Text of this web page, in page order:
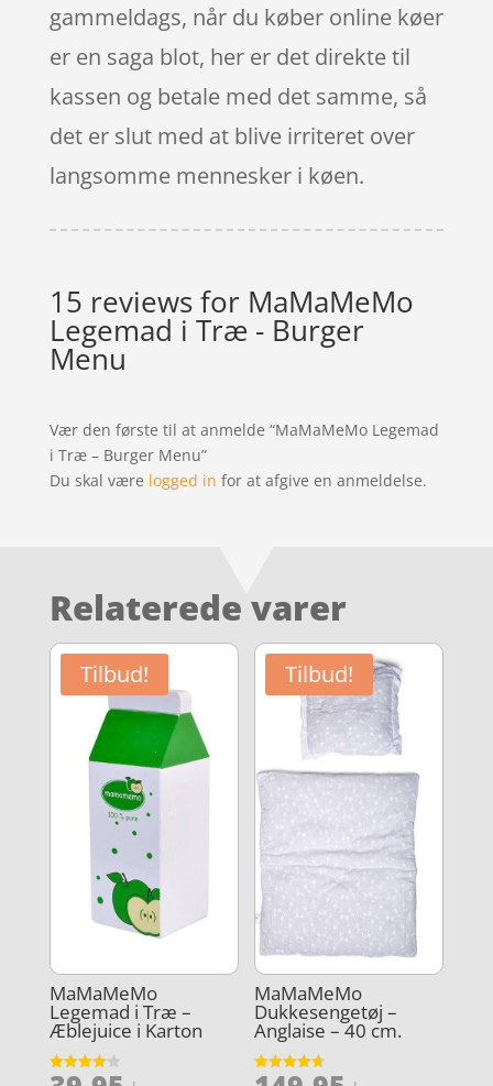
gammeldags, når du køber online køer
er en saga blot, her er det direkte til
kassen og betale med det samme, så
det er slut med at blive irriteret over
langsomme mennesker i køen.
15 reviews for MaMaMeMo
Legemad i Træ - Burger
Menu
Vær den første til at anmelde “MaMaMeMo Legemad
i Træ – Burger Menu”
Du skal være logged in for at afgive en anmeldelse.
Relaterede varer
Tilbud!
MaMaMeMo
Legemad i Træ –
Æblejuice i Karton
Vurderet
Tilbud!
MaMaMeMo
Dukkesengetøj –
Anglaise – 40 cm.
Vurderet